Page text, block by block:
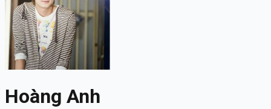
Hoàng Anh